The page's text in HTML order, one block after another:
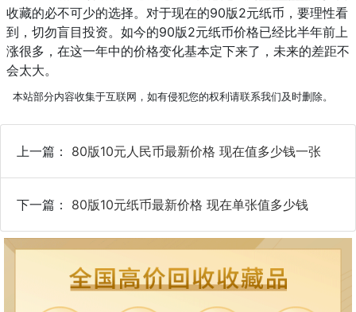
收藏的必不可少的选择。对于现在的90版2元纸币，要理性看
到，切勿盲目投资。如今的90版2元纸币价格已经比半年前上
涨很多，在这一年中的价格变化基本定下来了，未来的差距不
会太大。
本站部分内容收集于互联网，如有侵犯您的权利请联系我们及时删除。
上一篇： 80版10元人民币最新价格 现在值多少钱一张
下一篇： 80版10元纸币最新价格 现在单张值多少钱